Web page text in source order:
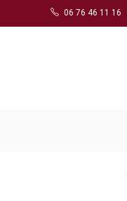
to
06 76 46 11 16